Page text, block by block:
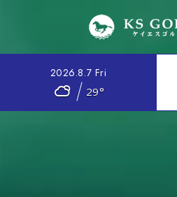
2026.8.7 Fri
29°